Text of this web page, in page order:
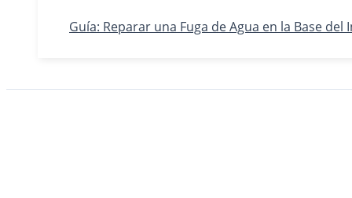
Guía: Reparar una Fuga de Agua en la Base del